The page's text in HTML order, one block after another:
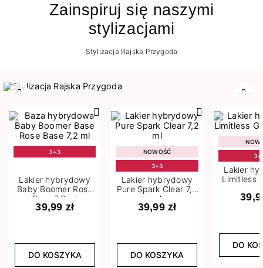
Zainspiruj się naszymi
stylizacjami
Stylizacja Rajska Przygoda
3+3
Lakier hybrydowy
Baby Boomer Rose
Base 7,2 ml
39,99 zł
DO KOSZYKA
NOWOŚĆ
3+3
Lakier hybrydowy
Pure Spark Clear 7,2
ml
39,99 zł
DO KOSZYKA
Lakier
Limitless
DO